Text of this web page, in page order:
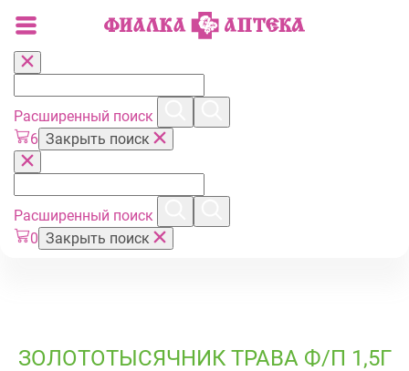
Расширенный поиск
6 Закрыть поиск
Расширенный поиск
0 Закрыть поиск
ЗОЛОТОТЫСЯЧНИК ТРАВА Ф/П 1,5Г